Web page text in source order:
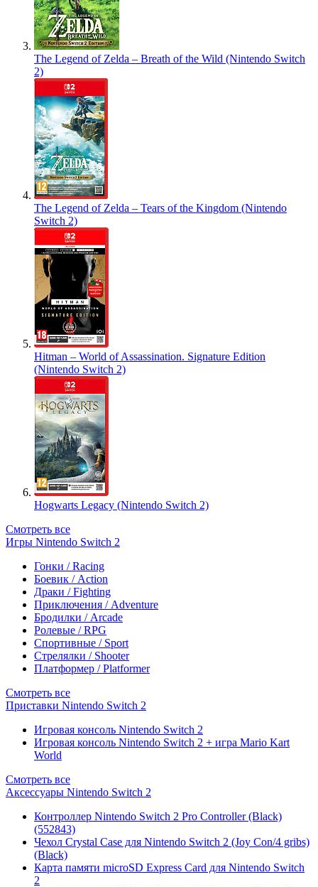
The Legend of Zelda – Breath of the Wild (Nintendo Switch
2)
The Legend of Zelda – Tears of the Kingdom (Nintendo
Switch 2)
Hitman – World of Assassination. Signature Edition
(Nintendo Switch 2)
Hogwarts Legacy (Nintendo Switch 2)
Смотреть все
Игры Nintendo Switch 2
Гонки / Racing
Боевик / Action
Драки / Fighting
Приключения / Adventure
Бродилки / Arcade
Ролевые / RPG
Спортивные / Sport
Стрелялки / Shooter
Платформер / Platformer
Смотреть все
Приставки Nintendo Switch 2
Игровая консоль Nintendo Switch 2
Игровая консоль Nintendo Switch 2 + игра Mario Kart
World
Смотреть все
Аксессуары Nintendo Switch 2
Контроллер Nintendo Switch 2 Pro Controller (Black)
(552843)
Чехол Сrystal Сase для Nintendo Switch 2 (Joy Con/4 gribs)
(Black)
Карта памяти microSD Express Card для Nintendo Switch
2